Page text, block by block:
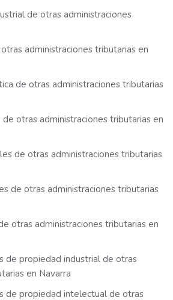
de otras administraciones
administraciones tributarias en
de otras administraciones tributarias
otras administraciones tributarias en
de otras administraciones tributarias
de otras administraciones tributarias
otras administraciones tributarias en
de propiedad industrial de otras
en Navarra
de propiedad intelectual de otras